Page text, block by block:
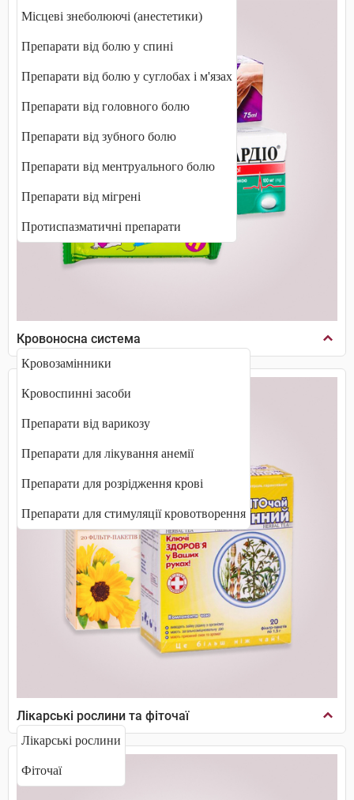
Місцеві знеболюючі (анестетики)
Препарати від болю у спині
Препарати від болю у суглобах і м'язах
Препарати від головного болю
Препарати від зубного болю
Препарати від ментруального болю
Препарати від мігрені
Протиспазматичні препарати
Кровоносна система
Кровозамінники
Кровоспинні засоби
Препарати від варикозу
Препарати для лікування анемії
Препарати для розрідження крові
Препарати для стимуляції кровотворення
Лікарські рослини та фіточаї
Лікарські рослини
Фіточаї